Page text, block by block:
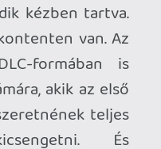
#20xy1
a
Mario